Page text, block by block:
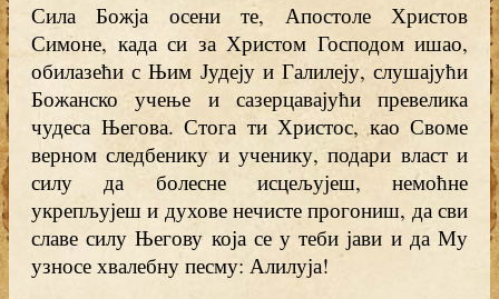
Сила Божја осени те, Апостоле Христов
Симоне, када си за Христом Господом ишао,
обилазећи с Њим Јудеју и Галилеју, слушајући
Божанско учење и сазерцавајући превелика
чудеса Његова. Стога ти Христос, као Своме
верном следбенику и ученику, подари власт и
силу да болесне исцељујеш, немоћне
укрепљујеш и духове нечисте прогониш, да сви
славе силу Његову која се у теби јави и да Му
узносе хвалебну песму: Алилуја!